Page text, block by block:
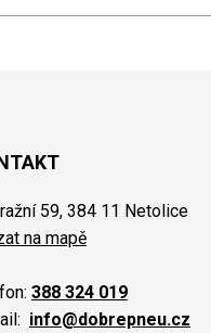
59, 384 11 Netolice
na mapě
388 324 019
info@dobrepneu.cz